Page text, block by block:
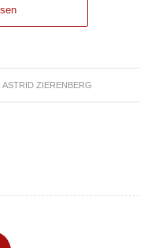
ASTRID ZIERENBERG